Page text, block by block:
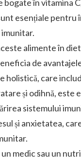
în vitamina
esențiale pentru
alimente în
de
holistică, care
și odihnă, este
sistemului
și anxietatea,
medic sau un